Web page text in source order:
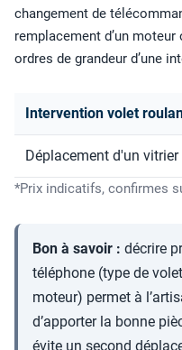
changement de
remplacement d’un
ordres de grandeur d’une
Intervention volet
Déplacement d'un vitrier
*Prix indicatifs, confirmes
Bon à savoir : décrire
téléphone (type de
moteur) permet à
d’apporter la bonne
évite un second